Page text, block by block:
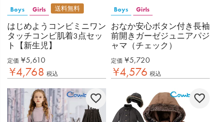
Boys Girls 送料無料
はじめようコンビミニワン
タッチコンビ肌着3点セッ
ト【新生児】
定価 ¥5,610
¥4,768 税込
Boys Girls
おなか安心ボタン付き長袖
前開きガーゼジュニアパジ
ャマ（チェック）
定価 ¥5,720
¥4,576 税込